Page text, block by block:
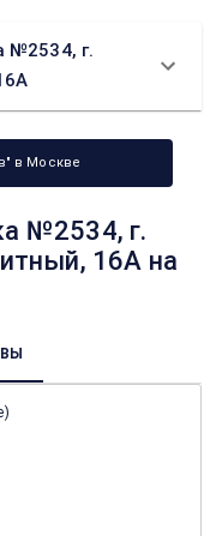
№2534, г.
в Москве
№2534, г.
16А на
)